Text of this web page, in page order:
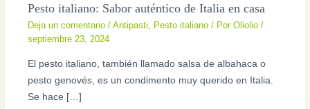
Pesto italiano: Sabor auténtico de Italia en casa
Deja un comentario /Antipasti Pesto italiano / PorOliolio/
septiembre 23, 2024
El pesto italiano, también llamado salsa de albahaca o
pesto genovés, es un condimento muy querido en Italia.
Se hace […]